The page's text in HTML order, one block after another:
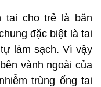
tai cho trẻ là băn
đặc biệt là tai
làm sạch. Vì vậy
vành ngoài của
trùng ống tai